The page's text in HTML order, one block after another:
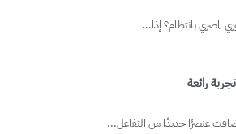
المصري بانتظام؟ إذا...
أضافت عنصرًا جديدًا من التفاعل...